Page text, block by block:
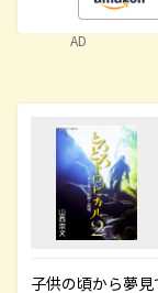
AD
子供の頃から夢